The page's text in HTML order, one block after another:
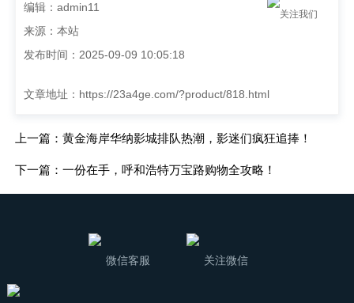
关注我们
编辑：admin11
来源：本站
发布时间：2025-09-09 10:05:18
文章地址： https://23a4ge.com/?product/818.html
上一篇：黄金海岸华纳影城排队热潮，影迷们疯狂追捧！
下一篇：一份在手，呼和浩特万宝路购物全攻略！
微信客服 关注微信